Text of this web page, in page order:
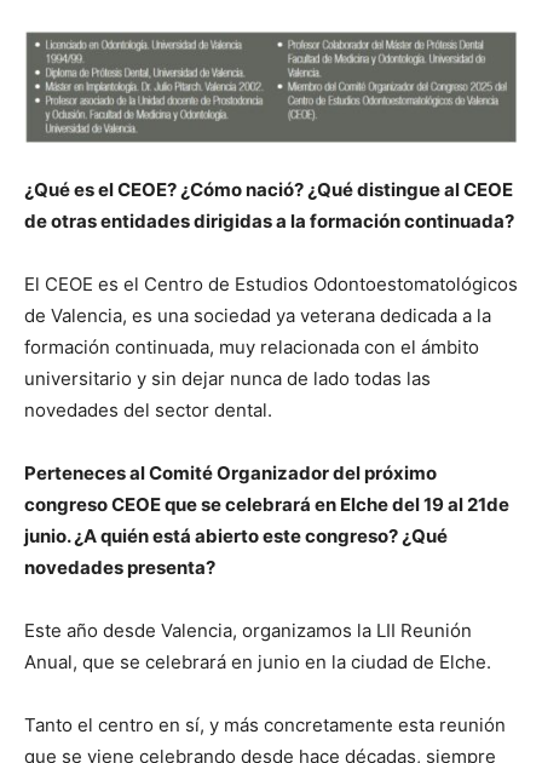
¿Qué es el CEOE? ¿Cómo nació? ¿Qué distingue al CEOE
de otras entidades dirigidas a la formación continuada?
El CEOE es el Centro de Estudios Odontoestomatológicos
de Valencia, es una sociedad ya veterana dedicada a la
formación continuada, muy relacionada con el ámbito
universitario y sin dejar nunca de lado todas las
novedades del sector dental.
Perteneces al Comité Organizador del próximo
congreso CEOE que se celebrará en Elche del 19 al 21de
junio. ¿A quién está abierto este congreso? ¿Qué
novedades presenta?
Este año desde Valencia, organizamos la LII Reunión
Anual, que se celebrará en junio en la ciudad de Elche.
Tanto el centro en sí, y más concretamente esta reunión
que se viene celebrando desde hace décadas, siempre